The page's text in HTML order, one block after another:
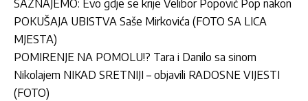
SAZNAJEMO: Evo gdje se krije Velibor Popović Pop nakon
POKUŠAJA UBISTVA Saše Mirkovića (FOTO SA LICA
MJESTA)
POMIRENJE NA POMOLU!? Tara i Danilo sa sinom
Nikolajem NIKAD SRETNIJI – objavili RADOSNE VIJESTI
(FOTO)